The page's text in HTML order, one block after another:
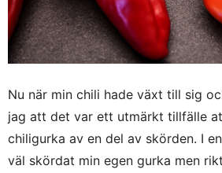
Nu när min chili hade växt till sig
jag att det var ett utmärkt tillfälle
chiligurka av en del av skörden. I
väl skördat min egen gurka men